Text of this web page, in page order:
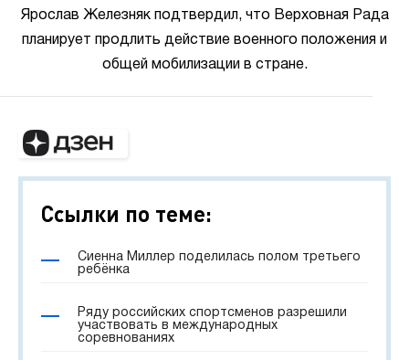
Ярослав Железняк подтвердил, что Верховная Рада
планирует продлить действие военного положения и
общей мобилизации в стране.
Ссылки по теме:
Сиенна Миллер поделилась полом третьего
ребёнка
Ряду российских спортсменов разрешили
участвовать в международных
соревнованиях